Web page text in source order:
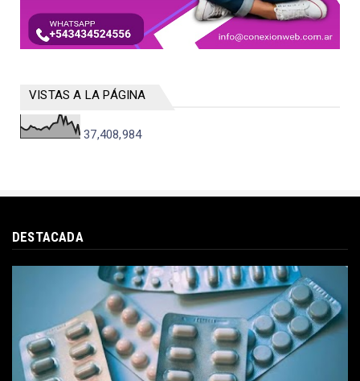
VISTAS A LA PÁGINA
37,408,984
DESTACADA